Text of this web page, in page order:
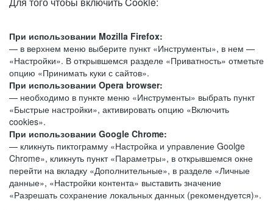
При использовании Mozilla Firefox:
— в верхнем меню выберите пункт «Инструменты», в нем —
«Настройки». В открывшемся разделе «Приватность» отметьте
опцию «Принимать куки с сайтов».
При использовании Opera browser:
— необходимо в пункте меню «Инструменты» выбрать пункт
«Быстрые настройки», активировать опцию «Включить
cookies».
При использовании Google Chrome:
— кликнуть пиктограмму «Настройка и управление Goolge
Chrome», кликнуть пункт «Параметры», в открывшемся окне
перейти на вкладку «Дополнительные», в разделе «Личные
данные», «Настройки контента» выставить значение
«Разрешать сохранение локальных данных (рекомендуется)».